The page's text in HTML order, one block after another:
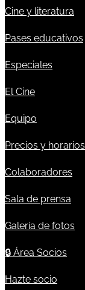
Cine y literatura
Pases educativos
Especiales
El Cine
Equipo
Precios y horarios
Colaboradores
Sala de prensa
Galería de fotos
🔒 Área Socios
Hazte socio